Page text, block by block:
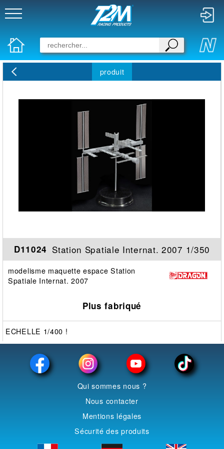
produit
D11024 Station Spatiale Internat. 2007 1/350
modelisme maquette espace Station
Spatiale Internat. 2007
Plus fabriqué
ECHELLE 1/400 !
Qui sommes nous ?
Nous contacter
Mentions légales
Sécurité des produits